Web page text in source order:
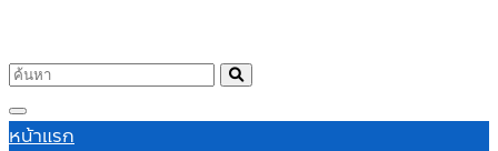
หน้าแรก